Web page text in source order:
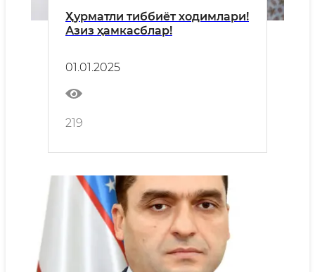
Ҳурматли тиббиёт ходимлари!
Азиз ҳамкасблар!
01.01.2025
219